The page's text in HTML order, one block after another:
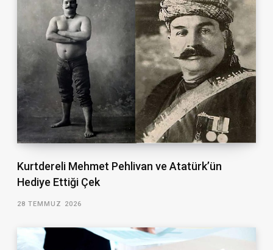
Kurtdereli Mehmet Pehlivan ve Atatürk’ün
Hediye Ettiği Çek
28 TEMMUZ 2026